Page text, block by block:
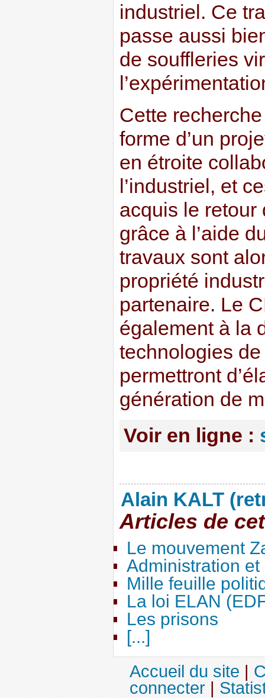
industriel. Ce
passe aussi
de souffleries
Cette
forme d’un
en étroite
l’industriel, et
acquis le retour
grâce à l’aide
travaux sont
propriété
partenaire. Le
également à la
technologies
permettront
génération de
Voir en ligne :
Alain KALT
Articles de
Le mouvement
Administration
Mille feuille
La loi ELAN
Les prisons
[...]
Accueil du site|
connecter|